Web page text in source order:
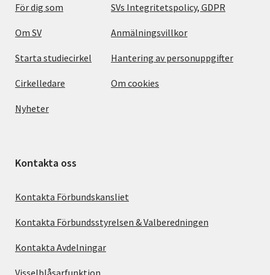
För dig som
Om SV
Starta studiecirkel
Cirkelledare
Nyheter
SVs Integritetspolicy, GDPR
Anmälningsvillkor
Hantering av personuppgifter
Om cookies
Kontakta oss
Kontakta Förbundskansliet
Kontakta Förbundsstyrelsen & Valberedningen
Kontakta Avdelningar
Visselblåsarfunktion